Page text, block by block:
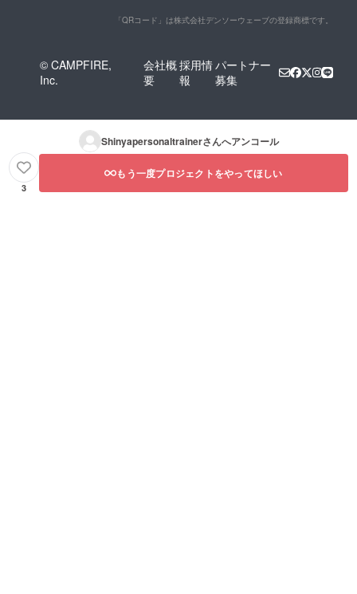
「QRコード」は株式会社デンソーウェーブの登録商標です。
© CAMPFIRE,
Inc.
会社概
要
採用情
報
パートナー
募集
Shinyapersonaltrainerさんへアンコール
3
もう一度プロジェクトをやってほしい